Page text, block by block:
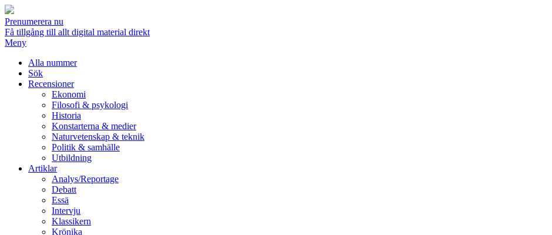
Prenumerera nu
Få tillgång till allt digital material direkt
Meny
Alla nummer
Sök
Recensioner
Ekonomi
Filosofi & psykologi
Historia
Konstarterna & medier
Naturvetenskap & teknik
Politik & samhälle
Utbildning
Artiklar
Analys/Reportage
Debatt
Essä
Intervju
Klassikern
Krönika